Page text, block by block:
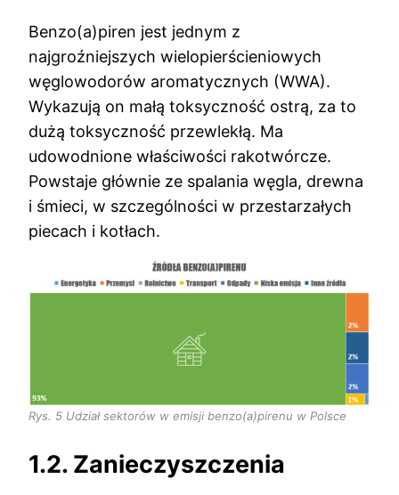
Benzo(a)piren jest jednym z
najgroźniejszych wielopierścieniowych
węglowodorów aromatycznych (WWA).
Wykazują on małą toksyczność ostrą, za to
dużą toksyczność przewlekłą. Ma
udowodnione właściwości rakotwórcze.
Powstaje głównie ze spalania węgla, drewna
i śmieci, w szczególności w przestarzałych
piecach i kotłach.
Rys. 5 Udział sektorów w emisji benzo(a)pirenu w Polsce
1.2. Zanieczyszczenia